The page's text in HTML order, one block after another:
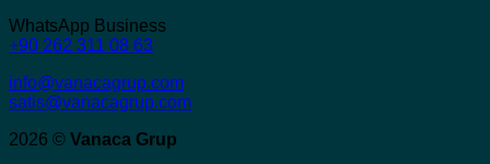
WhatsApp Business
+90 262 311 08 63
info@vanacagrup.com
satis@vanacagrup.com
2026 © Vanaca Grup